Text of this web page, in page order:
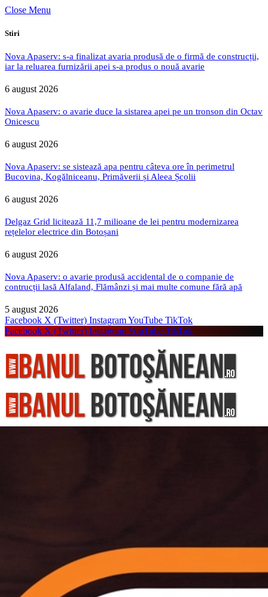
Close Menu
Stiri
Nova Apaserv: s-a finalizat avaria produsă de o firmă de construcții,
iar la reluarea furnizării apei s-a produs o nouă avarie
6 august 2026
Nova Apaserv: o avarie duce la sistarea apei pe un tronson din Octav
Onicescu
6 august 2026
Nova Apaserv: se sistează apa pentru câteva ore în perimetrul
Bucovina, Kogălniceanu, Primăverii și Aleea Școlii
6 august 2026
Delgaz Grid licitează 11,7 milioane de lei pentru modernizarea
rețelelor electrice din Botoșani
6 august 2026
Nova Apaserv: o avarie produsă accidental de o companie de
contrucții lasă Alfaland, Flămânzi și mai multe comune fără apă
5 august 2026
Facebook X (Twitter) InstagramYouTube TikTok
Facebook X (Twitter) InstagramYouTube TikTok